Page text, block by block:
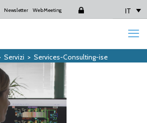
Newsletter Web Meeting IT
Servizi > Services-Consulting-ise